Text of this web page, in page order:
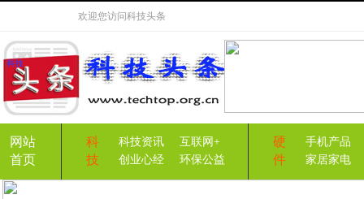
欢迎您访问科技头条
网站
首页
科
技
科技资讯
互联网+
创业心经
环保公益
硬
件
手机产品
家居家电